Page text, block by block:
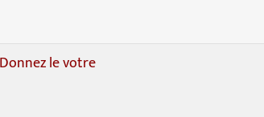
Donnez le votre